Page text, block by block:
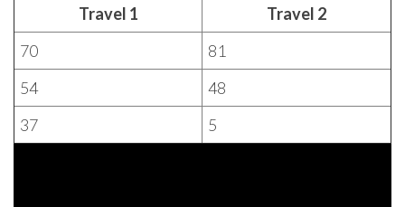
Travel 1
Travel 2
70
81
54
48
37
5